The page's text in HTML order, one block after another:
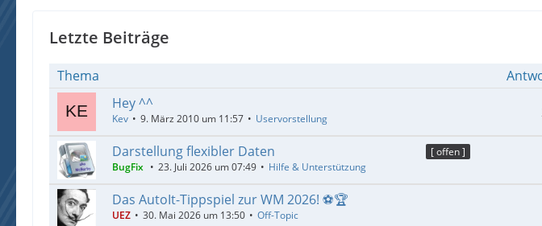
Letzte Beiträge
Thema
Hey ^^
Kev 9. März 2010 um 11:57 Uservorstellung
[ offen ]
Darstellung flexibler Daten
BugFix 23. Juli 2026 um 07:49 Hilfe & Unterstützung
Das AutoIt-Tippspiel zur WM 2026! ⚽🏆
UEZ 30. Mai 2026 um 13:50 Off-Topic